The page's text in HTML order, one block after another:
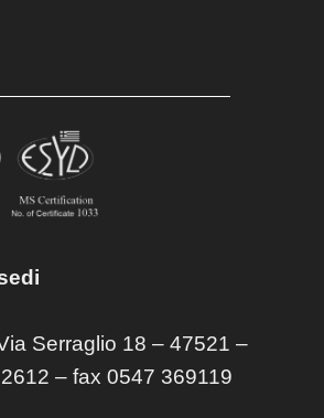
Serraglio 18 – 47521 –
– fax 0547 369119